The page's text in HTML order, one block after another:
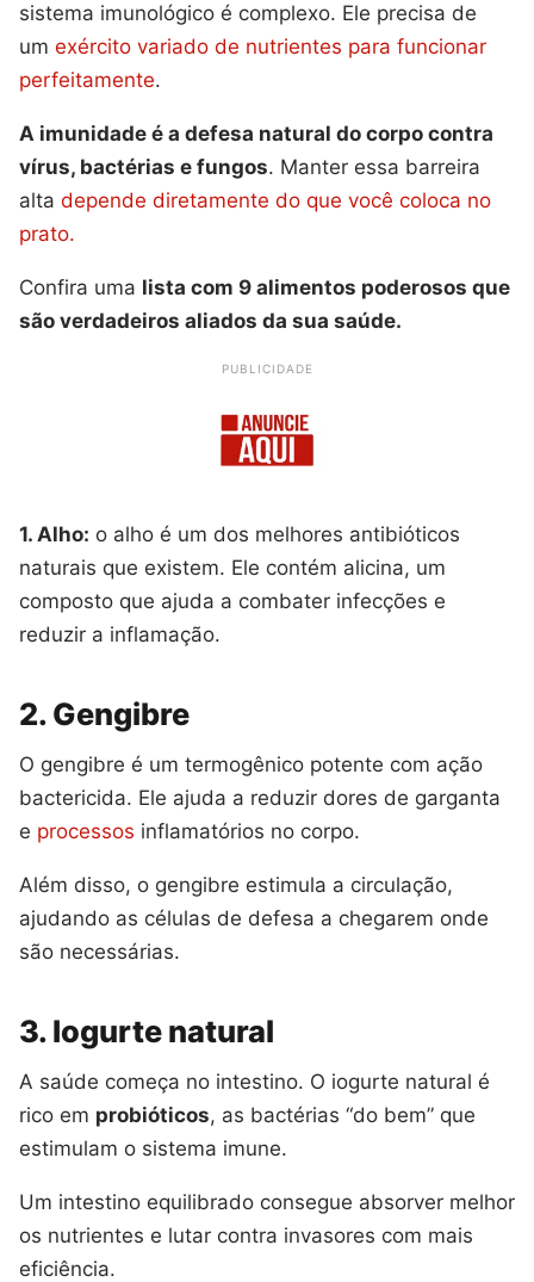
sistema imunológico é complexo. Ele precisa de
um exército variado de nutrientes para funcionar
perfeitamente.
A imunidade é a defesa natural do corpo contra
vírus, bactérias e fungos. Manter essa barreira
alta depende diretamente do que você coloca no
prato.
Confira uma lista com 9 alimentos poderosos que
são verdadeiros aliados da sua saúde.
PUBLICIDADE
1. Alho: o alho é um dos melhores antibióticos
naturais que existem. Ele contém alicina, um
composto que ajuda a combater infecções e
reduzir a inflamação.
2. Gengibre
O gengibre é um termogênico potente com ação
bactericida. Ele ajuda a reduzir dores de garganta
e processos inflamatórios no corpo.
Além disso, o gengibre estimula a circulação,
ajudando as células de defesa a chegarem onde
são necessárias.
3. Iogurte natural
A saúde começa no intestino. O iogurte natural é
rico em probióticos, as bactérias “do bem” que
estimulam o sistema imune.
Um intestino equilibrado consegue absorver melhor
os nutrientes e lutar contra invasores com mais
eficiência.